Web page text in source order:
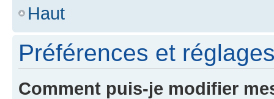
Haut
Préférences et
Comment puis-je modifier